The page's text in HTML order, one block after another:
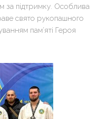
за підтримку. Особлива
свято рукопашного
пам’яті Героя